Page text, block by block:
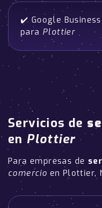
✔️ Google
para Plottier
Servicios de
en Plottier
Para empresas de
comercio en Plottier,